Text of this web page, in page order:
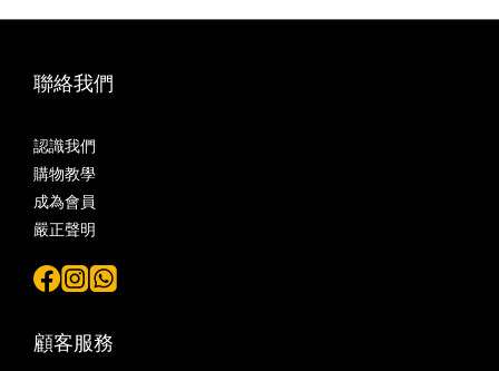
聯絡我們
認識我們
購物教學
成為會員
嚴正聲明
顧客服務